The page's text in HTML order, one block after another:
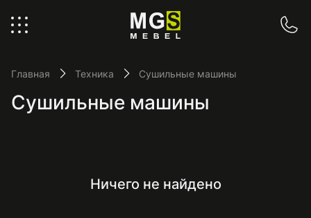
Главная Техника Сушильные машины
Сушильные машины
Ничего не найдено